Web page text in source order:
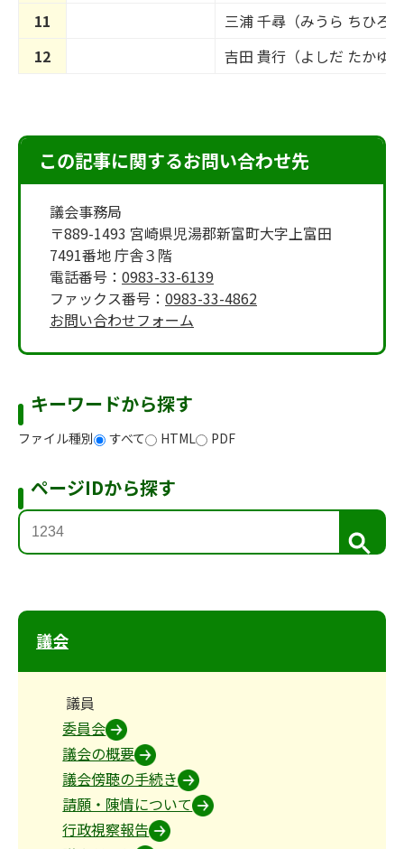
11
三浦 千尋（みうら ちひろ）
12
吉田 貴行（よしだ たかゆ
この記事に関するお問い合わせ先
議会事務局
〒889-1493 宮崎県児湯郡新富町大字上富田
7491番地 庁舎３階
電話番号： 0983-33-6139
ファックス番号： 0983-33-4862
お問い合わせフォーム
キーワードから探す
ファイル種別 すべて HTML PDF
ページIDから探す
検
索
議会
議員
委員会
議会の概要
議会傍聴の手続き
請願・陳情について
行政視察報告